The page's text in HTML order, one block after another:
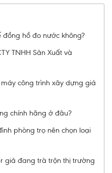
hồ đo nước không?
TNHH Sản Xuất và
công trình xây dựng giá
chính hãng ở đâu?
phòng trọ nên chọn loại
giả đang trà trộn thị trường